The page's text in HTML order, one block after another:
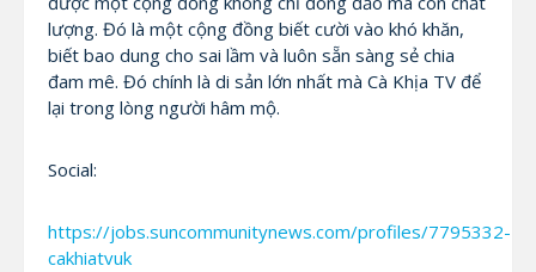
lượng. Đó là một cộng đồng biết cười vào khó khăn,
biết bao dung cho sai lầm và luôn sẵn sàng sẻ chia
đam mê. Đó chính là di sản lớn nhất mà Cà Khịa TV để
lại trong lòng người hâm mộ.
Social:
https://jobs.suncommunitynews.com/profiles/7795332-
cakhiatvuk